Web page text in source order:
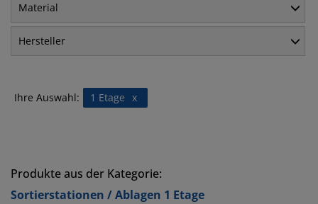
Material
Hersteller
Ihre Auswahl: x
1 Etage
Produkte aus der Kategorie:
Sortierstationen / Ablagen 1 Etage